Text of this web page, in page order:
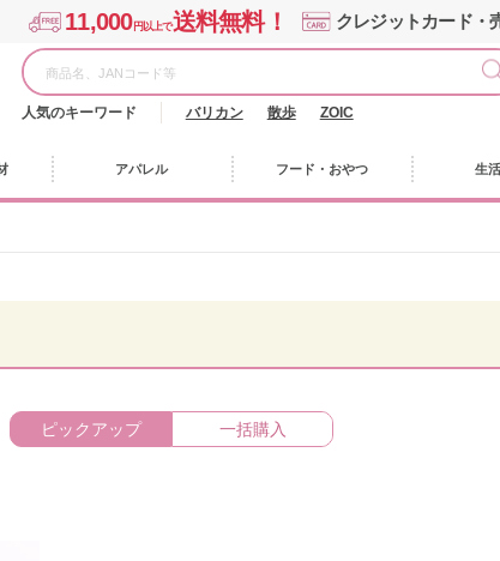
11,000円以上で送料無料！ クレジットカード・
人気のキーワード バリカン 散歩 ZOIC
アパレル フード・おやつ 生
ピックアップ 一括購入